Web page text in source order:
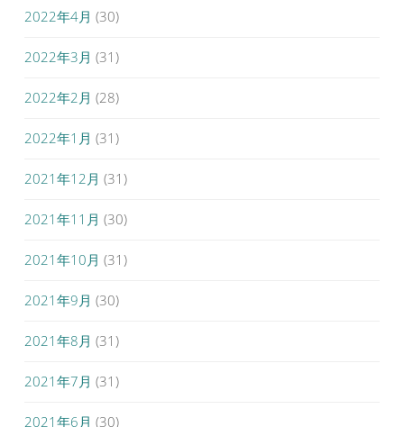
2022年4月 (30)
2022年3月 (31)
2022年2月 (28)
2022年1月 (31)
2021年12月 (31)
2021年11月 (30)
2021年10月 (31)
2021年9月 (30)
2021年8月 (31)
2021年7月 (31)
2021年6月 (30)